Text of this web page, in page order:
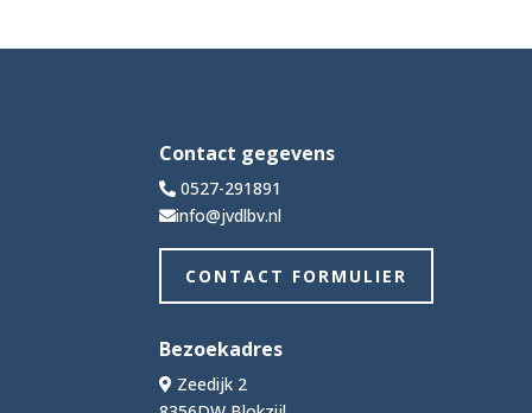
Contact gegevens
0527-291891
info@jvdlbv.nl
CONTACT FORMULIER
Bezoekadres
Zeedijk 2